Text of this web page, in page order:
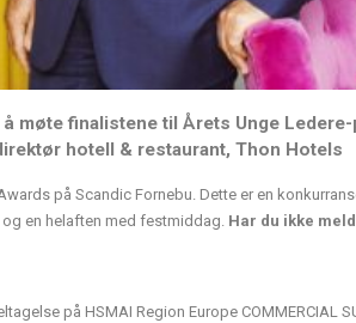
møte finalistene til Årets Unge
hotell & restaurant, Thon Hotels
på Scandic Fornebu. Dette er en
en helaften med festmiddag. Har du ikke
på HSMAI Region Europe COMMERCIAL